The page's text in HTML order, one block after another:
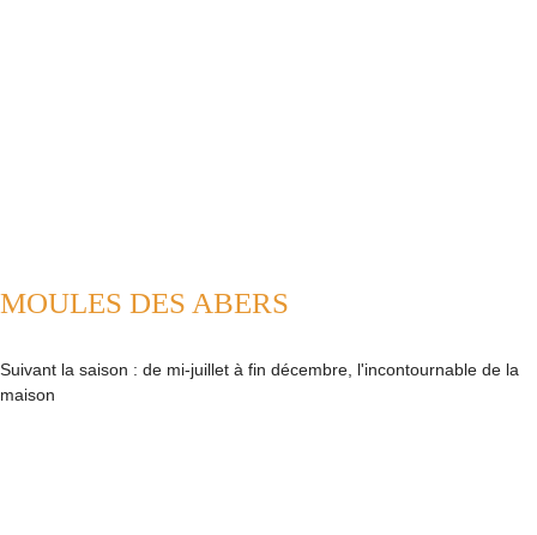
MOULES DES ABERS
Suivant la saison : de mi-juillet à fin décembre, l'incontournable de la
maison